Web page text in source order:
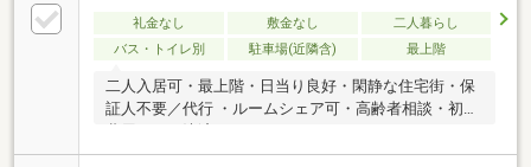
礼金なし 敷金なし
二人暮らし
バス・トイレ別
駐車場(近隣含) 最上階
二人入居可・最上階・日当り良好・閑静な住宅街・保
証人不要／代行 ・ルームシェア可・高齢者相談・初期